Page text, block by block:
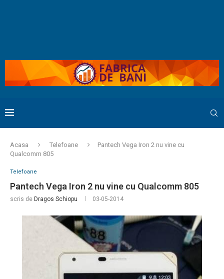
Acasa Telefoane
Pantech Vega Iron 2 nu vine cu
Qualcomm 805
Telefoane
Pantech Vega Iron 2 nu vine cu Qualcomm 805
scris de Dragos Schiopu 03-05-2014